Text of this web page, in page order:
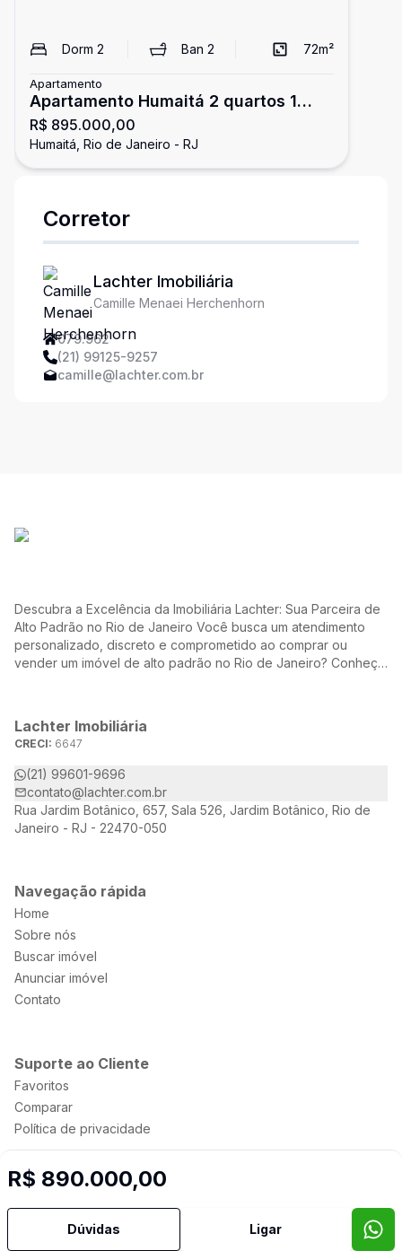
Dorm 2 Ban2 72m²
Apartamento
Apartamento Humaitá 2 quartos 1
vaga
R$ 895.000,00
Humaitá, Rio de Janeiro - RJ
Corretor
Lachter Imobiliária
Camille Menaei Herchenhorn
079.962
(21) 99125-9257
camille@lachter.com.br
R$ 890.000,00
Dúvidas Ligar
Descubra a Excelência da Imobiliária Lachter: Sua Parceira de
Alto Padrão no Rio de Janeiro Você busca um atendimento
personalizado, discreto e comprometido ao comprar ou
vender um imóvel de alto padrão no Rio de Janeiro? Conheça
necessidades e desejos.
Lachter Imobiliária
CRECI: 6647
(21) 99601-9696
contato@lachter.com.br
Rua Jardim Botânico, 657, Sala 526, Jardim Botânico, Rio de
Janeiro - RJ - 22470-050
Navegação rápida
Home
Sobre nós
Buscar imóvel
Anunciar imóvel
Contato
Suporte ao Cliente
Favoritos
Comparar
Política de privacidade
Selo de Tecnologia Loft